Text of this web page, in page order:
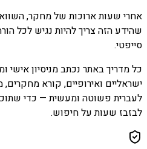
אחרי שעות ארוכות של מחקר,
שהידע הזה צריך להיות נגיש לכל
סייפטי.
כל מדריך באתר נכתב מניסיון אישי
ישראליים ואירופיים, קורא
לעברית פשוטה ומעשית — כדי
לבזבז שעות על חיפוש.